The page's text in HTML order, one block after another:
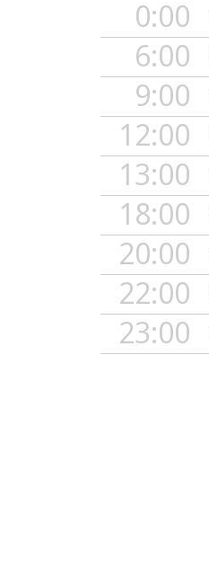
0:00
6:00
9:00
12:00
13:00
18:00
20:00
22:00
23:00